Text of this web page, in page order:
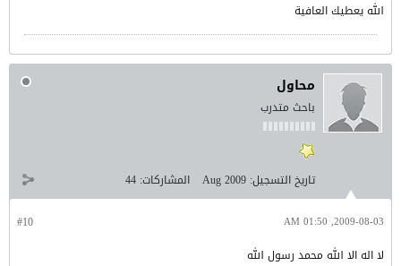
الله يعطيك العافية
محاول
باحث متدرب
تاريخ التسجيل: Aug 2009 المشاركات: 44
#10 2009-08-03, 01:50 AM
لا اله الا الله محمد رسول الله